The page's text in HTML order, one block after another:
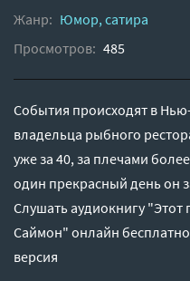
Жанр: Юмор, сатира
Просмотров: 485
События происходят в
владельца рыбного
уже за 40, за плечами
один прекрасный день он
Слушать аудиокнигу
Саймон" онлайн
версия